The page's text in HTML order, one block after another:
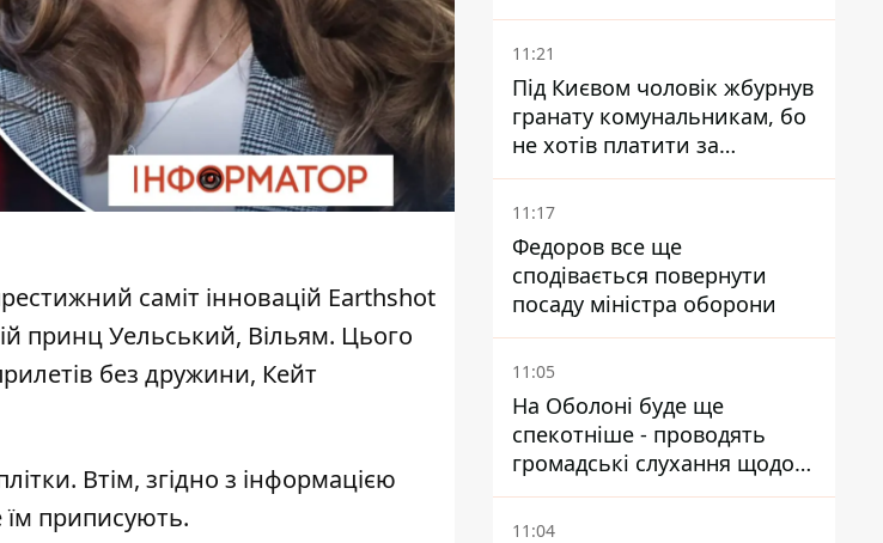
саміт інновацій Earthshot
принц Уельський, Вільям. Цього
без дружини, Кейт
Втім, згідно з інформацією
їм приписують.
19 поранених
11:21
Під Києвом чоловік жбурнув
гранату комунальникам, бо
не хотів платити за
квитанціями
11:17
Федоров все ще
сподівається повернути
посаду міністра оборони
11:05
На Оболоні буде ще
спекотніше - проводять
громадські слухання щодо
храму УГКЦ на Північній
11:04